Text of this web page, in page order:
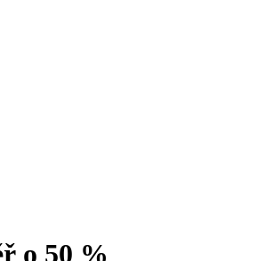
o 50 %